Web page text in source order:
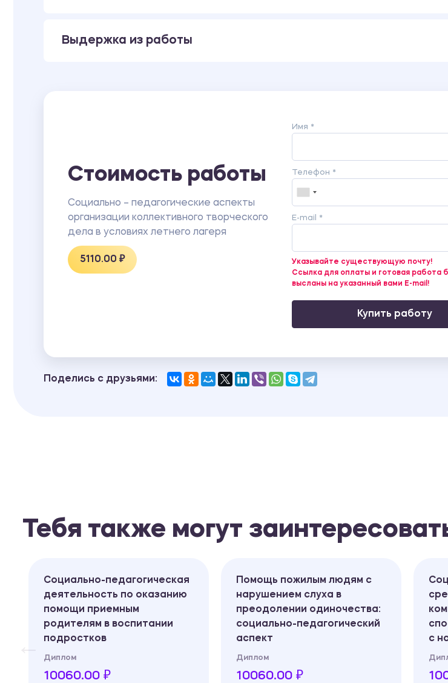
Выдержка из работы
Стоимость работы
Социально – педагогические аспекты
организации коллективного творческого
дела в условиях летнего лагеря
5110.00 ₽
Имя *
Телефон *
E-mail *
Указывайте существующую почту!
Ссылка для оплаты и готовая работа
высланы на указанный вами E-mail!
Купить работу
Поделись с друзьями:
Тебя также могут
Социально-педагогическая
деятельность по оказанию
помощи приемным
родителям в воспитании
подростков
Диплом
10060.00 ₽
Помощь пожилым людям с
нарушением слуха в
преодолении одиночества:
социально-педагогический
аспект
Диплом
10060.00 ₽
с